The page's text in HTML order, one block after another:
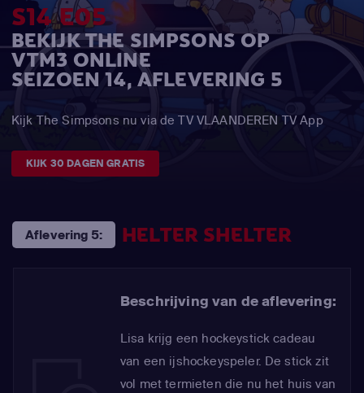
S14 E05
BEKIJK THE SIMPSONS OP
VTM3 ONLINE
SEIZOEN 14, AFLEVERING 5
Kijk The Simpsons nu via de TV VLAANDEREN TV App
KIJK 30 DAGEN GRATIS
Aflevering 5: HELTER SHELTER
Beschrijving van de aflevering:
Lisa krijg een hockeystick cadeau
van een ijshockeyspeler. De stick zit
vol met termieten die nu het huis van